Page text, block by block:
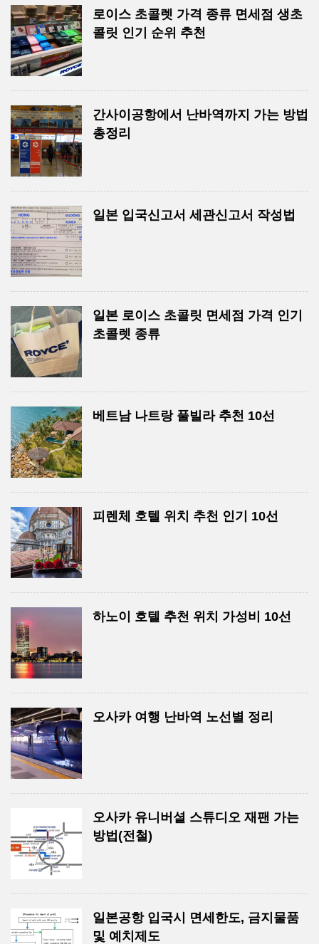
로이스 초콜렛 가격 종류 면세점 생초
콜릿 인기 순위 추천
간사이공항에서 난바역까지 가는 방법
총정리
일본 입국신고서 세관신고서 작성법
일본 로이스 초콜릿 면세점 가격 인기
초콜렛 종류
베트남 나트랑 풀빌라 추천 10선
피렌체 호텔 위치 추천 인기 10선
하노이 호텔 추천 위치 가성비 10선
오사카 여행 난바역 노선별 정리
오사카 유니버셜 스튜디오 재팬 가는
방법(전철)
일본공항 입국시 면세한도, 금지물품
및 예치제도